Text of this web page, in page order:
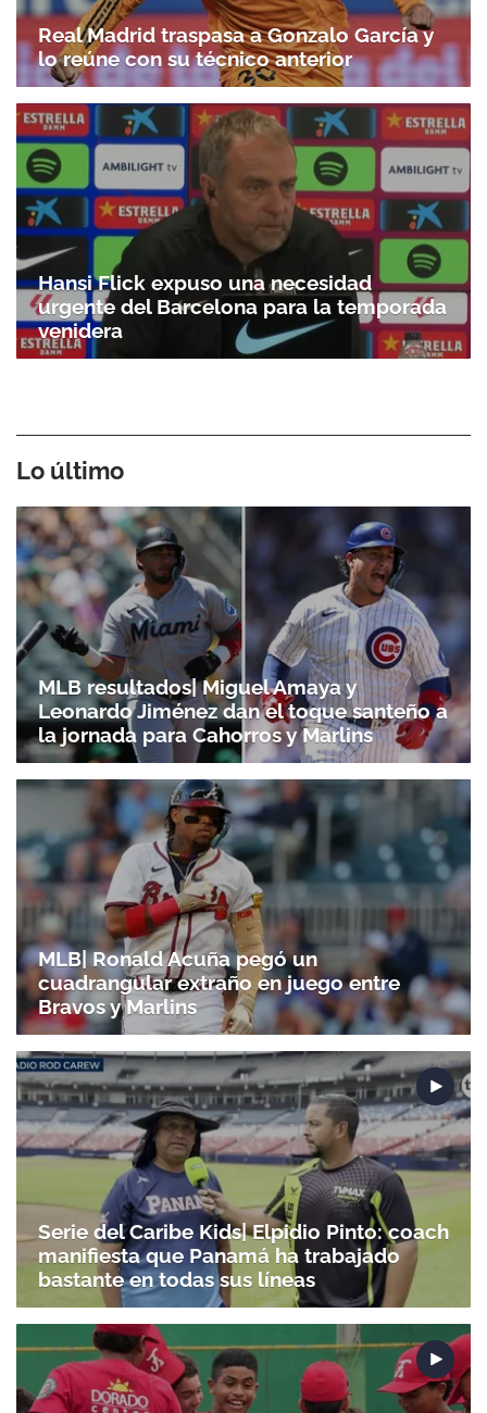
Real Madrid traspasa a Gonzalo García y
lo reúne con su técnico anterior
Hansi Flick expuso una necesidad
urgente del Barcelona para la temporada
venidera
Lo último
MLB resultados| Miguel Amaya y
Leonardo Jiménez dan el toque santeño a
la jornada para Cahorros y Marlins
MLB| Ronald Acuña pegó un
cuadrangular extraño en juego entre
Bravos y Marlins
Serie del Caribe Kids| Elpidio Pinto: coach
manifiesta que Panamá ha trabajado
bastante en todas sus líneas